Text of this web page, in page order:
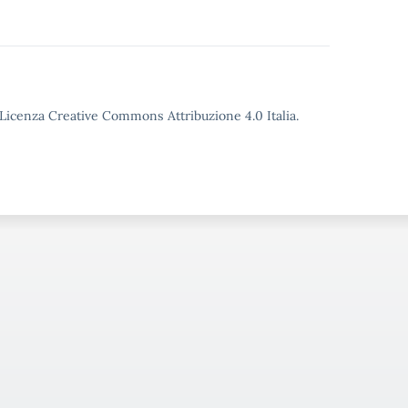
Creative Commons Attribuzione 4.0 Italia.